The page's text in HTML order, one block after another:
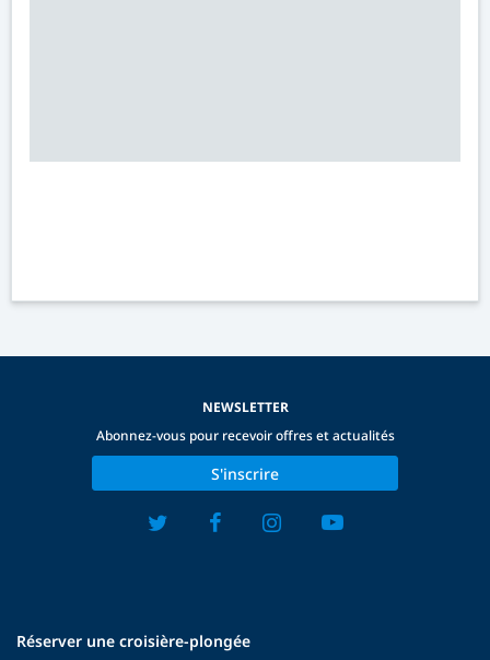
Réserver une croisière-plongée
NEWSLETTER
Abonnez-vous pour recevoir offres et actualités
S'inscrire